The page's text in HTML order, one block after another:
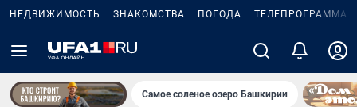
НЕДВИЖИМОСТЬ ЗНАКОМСТВА ПОГОДА ТЕЛЕПРОГРАММА
Самое соленое озеро Башкирии